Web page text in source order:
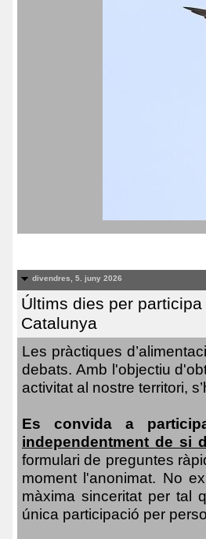
divendres, 5. juny 2026
Últims dies per
Catalunya
Les pràctiques
debats. Amb l'objectiu
activitat al nostre territori,
Es convida a
independentment de si
formulari de preguntes
moment l'anonimat. No
màxima sinceritat per tal
única participació per